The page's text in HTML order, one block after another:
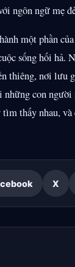
ngôn ngữ mẹ
một phần
sống hối hả.
thiêng, nơi lưu
con
thấy nhau, và
X